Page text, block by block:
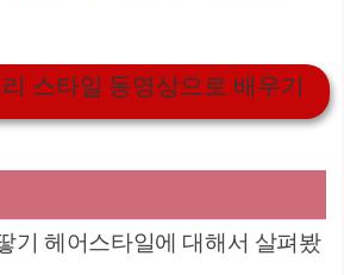
스타일 동영상으로 배우기
기 헤어스타일에 대해서 살펴봤